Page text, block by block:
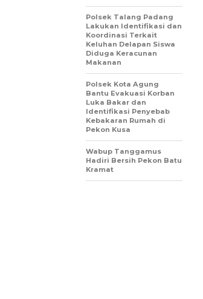
Polsek Talang Padang
Lakukan Identifikasi dan
Koordinasi Terkait
Keluhan Delapan Siswa
Diduga Keracunan
Makanan
Polsek Kota Agung
Bantu Evakuasi Korban
Luka Bakar dan
Identifikasi Penyebab
Kebakaran Rumah di
Pekon Kusa
Wabup Tanggamus
Hadiri Bersih Pekon Batu
Kramat